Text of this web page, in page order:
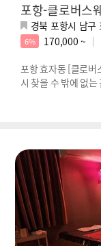
포항-클로버스
경북 포항시 남
6% 170,000 ~
포항 효자동 [클로버
시 찾을 수 밖에 없